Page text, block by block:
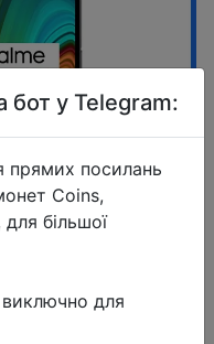
бот у Telegram:
прямих посилань
Coins,
більшої
для